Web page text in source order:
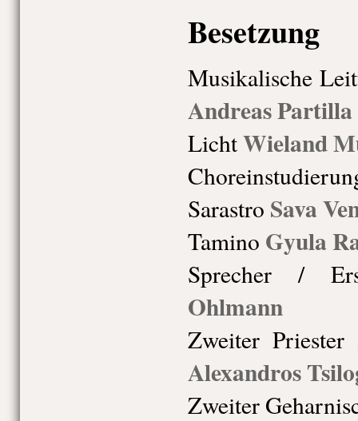
Besetzung
Musikalische
Andreas Partilla
LichtWieland
Sarastro Sava
Tamino Gyula
Sprecher /
Ohlmann
Zweiter
Alexandros
Zweiter